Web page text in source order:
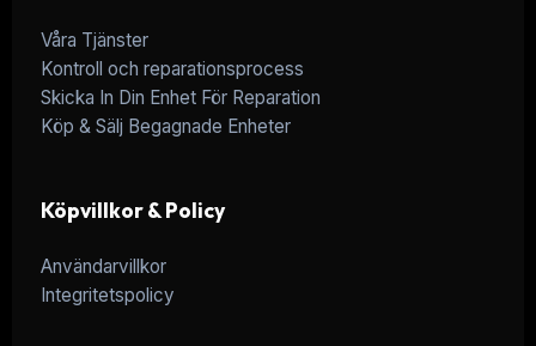
Våra Tjänster
Kontroll och reparationsprocess
Skicka In Din Enhet För Reparation
Köp & Sälj Begagnade Enheter
Köpvillkor & Policy
Användarvillkor
Integritetspolicy